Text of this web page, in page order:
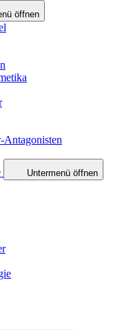
öffnen
Antagonisten
Untermenü öffnen